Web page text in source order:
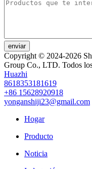
enviar
Copyright © 2024-2026
Group Co., LTD. Todos
Huazhi
8618353181619
+86 15628920918
yonganshiji23@gmail.com
Hogar
Producto
Noticia